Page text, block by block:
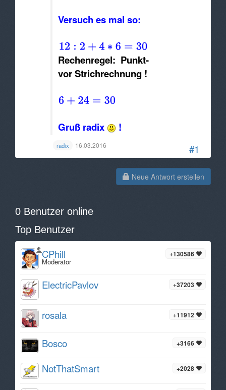
#1
Versuch es mal so:
Rechenregel: Punkt-
vor Strichrechnung !
Gruß radix !
radix 16.03.2016
Neue Antwort erstellen
0 Benutzer online
Top Benutzer
+130586
CPhill
Moderator
+37203
ElectricPavlov
+11912
rosala
+3166
Bosco
+2028
NotThatSmart